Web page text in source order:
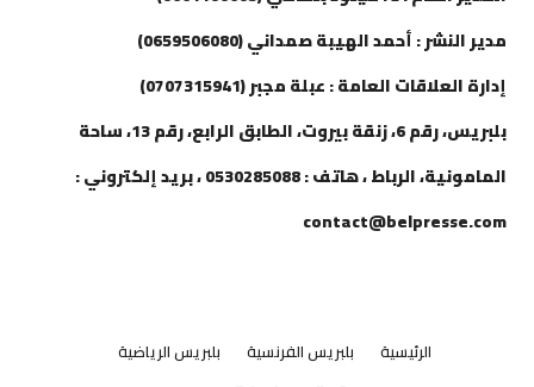
مدير النشر : أحمد الهيبة صمداني (0659506080)
إدارة العلاقات العامة : عبلة مجبر (0707315941)
بلبريس، رقم 6، زنقة بيروت، الطابق الرابع، رقم 13، ساحة
المامونية، الرباط ، هاتف : 0530285088 ، بريد إلكتروني :
contact@belpresse.com
الرئيسية بلبريس الفرنسية بلبريس الرياضية